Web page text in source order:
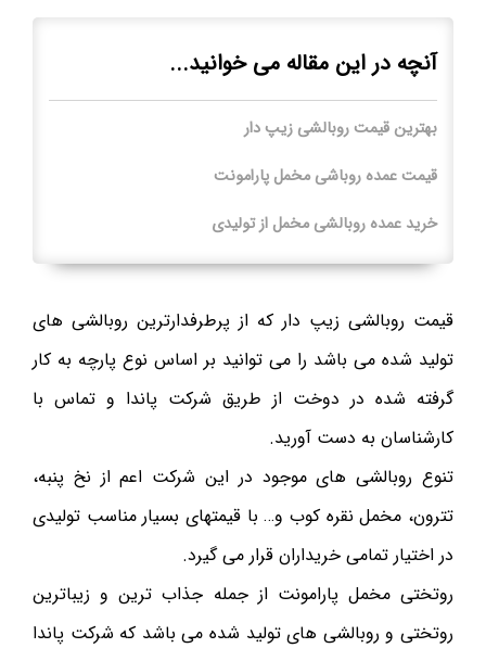
آنچه در این مقاله می خوانید...
بهترین قیمت روبالشی زیپ دار
قیمت عمده روباشی مخمل پارامونت
خرید عمده روبالشی مخمل از تولیدی
قیمت روبالشی زیپ دار که از پرطرفدارترین روبالشی های
تولید شده می باشد را می توانید بر اساس نوع پارچه به کار
گرفته شده در دوخت از طریق شرکت پاندا و تماس با
کارشناسان به دست آورید.
تنوع روبالشی های موجود در این شرکت اعم از نخ پنبه،
تترون، مخمل نقره کوب و… با قیمتهای بسیار مناسب تولیدی
در اختیار تمامی خریداران قرار می گیرد.
روتختی مخمل پارامونت از جمله جذاب ترین و زیباترین
روتختی و روبالشی های تولید شده می باشد که شرکت پاندا